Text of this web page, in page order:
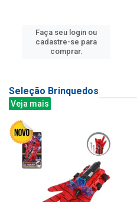
Faça seu login ou
cadastre-se para
comprar.
Seleção Brinquedos
Veja mais